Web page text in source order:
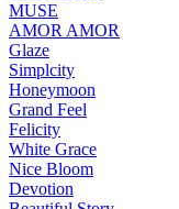
MUSE
AMOR AMOR
Glaze
Simplcity
Honeymoon
Grand Feel
Felicity
White Grace
Nice Bloom
Devotion